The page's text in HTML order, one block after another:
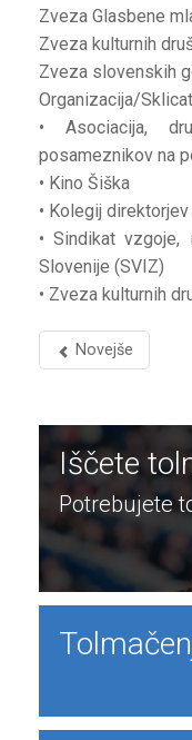
Zveza Glasbene
Zveza kulturnih
Zveza slovenskih
Organizacija/
• Asociacija,
posameznikov na
• Kino Šiška
• Kolegij
• Sindikat vzgoje,
Slovenije (SVIZ)
• Zveza kulturnih
Novejše
Iščete
Potrebujete